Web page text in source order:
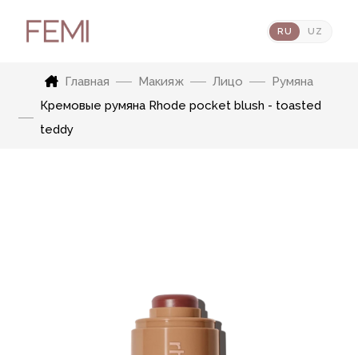
RU UZ
Главная Макияж Лицо
Румяна
Кремовые румяна Rhode pocket blush - toasted
teddy